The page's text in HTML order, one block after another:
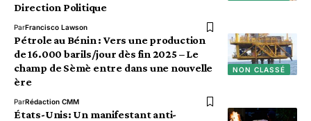
Direction Politique
ParFrancisco Lawson
NON CLASSÉ
Pétrole au Bénin : Vers une production
de 16.000 barils/jour dès fin 2025 – Le
champ de Sèmè entre dans une nouvelle
ère
ParRédaction CMM
États-Unis: Un manifestant anti-